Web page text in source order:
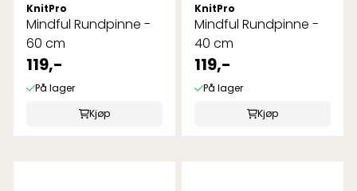
KnitPro
Mindful Rundpinne -
60 cm
119,-
På lager
Kjøp
KnitPro
Mindful Rundpinne -
40 cm
119,-
På lager
Kjøp